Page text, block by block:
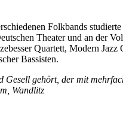
Folkbands studierte
Theater und an der
Quartett, Modern
Bassisten.
Gesell gehört, der mit
Wandlitz